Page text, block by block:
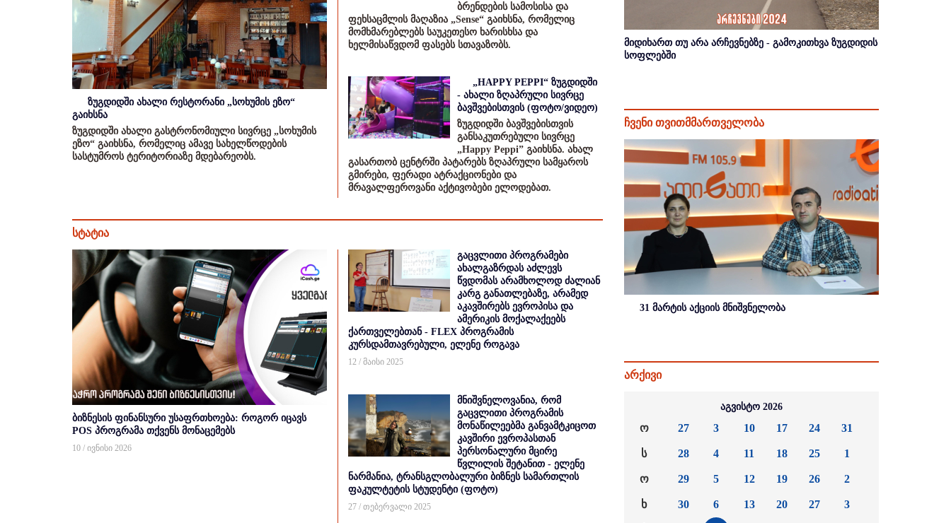
ზუგდიდში ახალი რესტორანი „სოხუმის ეზო“
გაიხსნა
ზუგდიდში ახალი გასტრონომიული სივრცე „სოხუმის
ეზო“ გაიხსნა, რომელიც ამავე სახელწოდების
სასტუმროს ტერიტორიაზე მდებარეობს.
ბრენდების სამოსისა და
ფეხსაცმლის მაღაზია „Sense“ გაიხსნა, რომელიც
მომხმარებლებს საუკეთესო ხარისხსა და
ხელმისაწვდომ ფასებს სთავაზობს.
„HAPPY PEPPI“ ზუგდიდში
- ახალი ზღაპრული სივრცე
ბავშვებისთვის (ფოტო/ვიდეო)
ზუგდიდში ბავშვებისთვის
განსაკუთრებული სივრცე
„Happy Peppi” გაიხსნა. ახალ
გასართობ ცენტრში პატარებს ზღაპრული სამყაროს
გმირები, ფერადი ატრაქციონები და
მრავალფეროვანი აქტივობები ელოდებათ.
სტატია
ბიზნესის ფინანსური უსაფრთხოება: როგორ იცავს
POS პროგრამა თქვენს მონაცემებს
10 / ივნისი 2026
გაცვლითი პროგრამები
ახალგაზრდას აძლევს
წვდომას არამხოლოდ ძალიან
კარგ განათლებაზე, არამედ
აკავშირებს ევროპისა და
ამერიკის მოქალაქეებს
ქართველებთან - FLEX პროგრამის
კურსდამთავრებული, ელენე როგავა
12 / მაისი 2025
მნიშვნელოვანია, რომ
გაცვლითი პროგრამის
მონაწილეებმა განვამტკიცოთ
კავშირი ევროპასთან
პერსონალური მცირე
წვლილის შეტანით - ელენე
ნარმანია, ტრანსგლობალური ბიზნეს სამართლის
ფაკულტეტის სტუდენტი (ფოტო)
27 / თებერვალი 2025
მიდიხართ თუ არა არჩევნებზე - გამოკითხვა ზუგდიდის
სოფლებში
ჩვენი თვითმმართველობა
31 მარტის აქციის მნიშვნელობა
არქივი
აგვისტო 2026
ო
ს
ო
ხ
27
28
29
30
3
4
5
6
10
11
12
13
17
18
19
20
24
25
26
27
31
1
2
3